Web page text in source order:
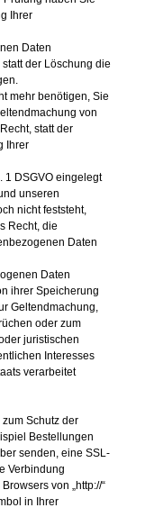
Ihrer
Daten
der Löschung die
mehr benötigen, Sie
von
statt der
Ihrer
1 DSGVO eingelegt
unseren
nicht feststeht,
Recht, die
Daten
Daten
ihrer Speicherung
Geltendmachung,
oder zum
juristischen
Interesses
verarbeitet
Schutz der
Bestellungen
senden, eine SSL-
Verbindung
von „http://“
in Ihrer